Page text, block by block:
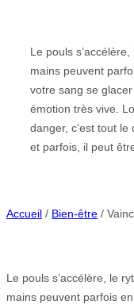
Le pouls
mains peuvent
votre sang se
émotion très vive.
danger, c’est tout
et parfois, il peut
Accueil / Bien-être /
Le pouls s’accélère, le
mains peuvent parfois